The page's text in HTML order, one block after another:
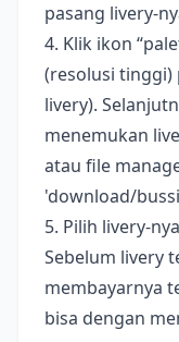
pasang livery-
4. Klik ikon
(resolusi tinggi)
livery).
menemukan
atau file
'download/
5. Pilih livery-
Sebelum livery
membayarnya
bisa dengan